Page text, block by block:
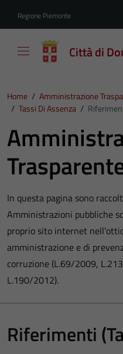
Regione Piemonte
Città di
Home / Amministrazione
/ Tassi Di Assenza /
In questa pagina sono
Amministrazioni pubbliche
proprio sito internet
amministrazione e di
corruzione (L.69/2009,
L.190/2012).
Riferimenti